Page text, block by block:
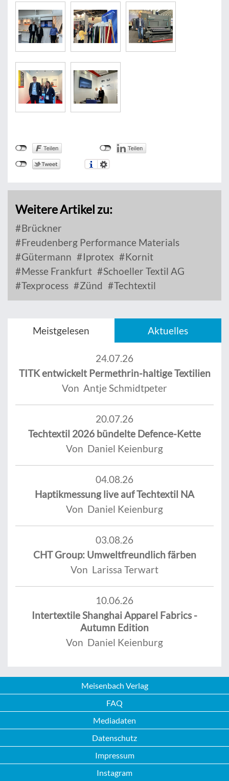
Weitere Artikel zu:
Brückner
Freudenberg Performance Materials
Gütermann
Iprotex
Kornit
Messe Frankfurt
Schoeller Textil AG
Texprocess
Zünd Techtextil
Meistgelesen Aktuelles
24.07.26
TITK entwickelt Permethrin-haltige Textilien
Von Antje Schmidtpeter
20.07.26
Techtextil 2026 bündelte Defence-Kette
Von Daniel Keienburg
04.08.26
Haptikmessung live auf Techtextil NA
Von Daniel Keienburg
03.08.26
CHT Group: Umweltfreundlich färben
Von Larissa Terwart
10.06.26
Intertextile Shanghai Apparel Fabrics -
Autumn Edition
Von Daniel Keienburg
Meisenbach Verlag
FAQ
Mediadaten
Datenschutz
Impressum
Instagram